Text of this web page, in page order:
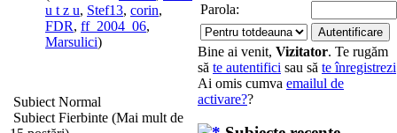
u t z u, Stef13, corin,
FDR, ff_2004_06,
Marsulici)
Subiect Normal
Subiect Fierbinte (Mai mult de
Parola:
Bine ai venit, Vizitator. Te rugăm
să te autentifici sau să te înregistrezi
Ai omis cumva emailul de
activare??